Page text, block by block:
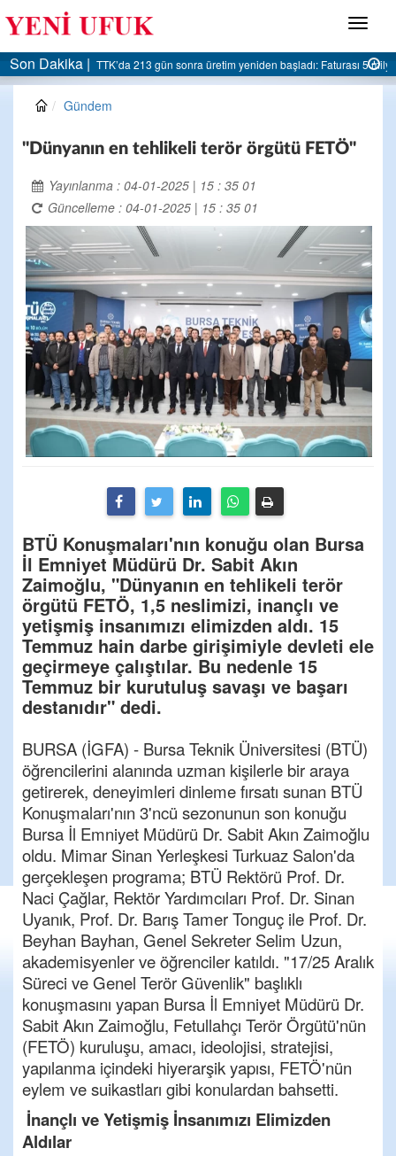
Menü
Son Dakika |AK Parti Ereğli İlçe Başkanlığı’ndan belediyeye sert
Gündem
"Dünyanın en tehlikeli terör örgütü FETÖ"
Yayınlanma : 04-01-2025 | 15 : 35 01
Güncelleme : 04-01-2025 | 15 : 35 01
BTÜ Konuşmaları'nın konuğu olan Bursa
İl Emniyet Müdürü Dr. Sabit Akın
Zaimoğlu, "Dünyanın en tehlikeli terör
örgütü FETÖ, 1,5 neslimizi, inançlı ve
yetişmiş insanımızı elimizden aldı. 15
Temmuz hain darbe girişimiyle devleti ele
geçirmeye çalıştılar. Bu nedenle 15
Temmuz bir kurutuluş savaşı ve başarı
destanıdır" dedi.
BURSA (İGFA) - Bursa Teknik Üniversitesi (BTÜ)
öğrencilerini alanında uzman kişilerle bir araya
getirerek, deneyimleri dinleme fırsatı sunan BTÜ
Konuşmaları'nın 3'ncü sezonunun son konuğu
Bursa İl Emniyet Müdürü Dr. Sabit Akın Zaimoğlu
oldu. Mimar Sinan Yerleşkesi Turkuaz Salon'da
gerçekleşen programa; BTÜ Rektörü Prof. Dr.
Naci Çağlar, Rektör Yardımcıları Prof. Dr. Sinan
Uyanık, Prof. Dr. Barış Tamer Tonguç ile Prof. Dr.
Beyhan Bayhan, Genel Sekreter Selim Uzun,
akademisyenler ve öğrenciler katıldı. "17/25 Aralık
Süreci ve Genel Terör Güvenlik" başlıklı
konuşmasını yapan Bursa İl Emniyet Müdürü Dr.
Sabit Akın Zaimoğlu, Fetullahçı Terör Örgütü'nün
(FETÖ) kuruluşu, amacı, ideolojisi, stratejisi,
yapılanma içindeki hiyerarşik yapısı, FETÖ'nün
eylem ve suikastları gibi konulardan bahsetti.
İnançlı ve Yetişmiş İnsanımızı Elimizden
Aldılar